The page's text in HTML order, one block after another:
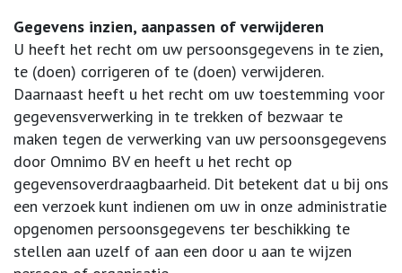
Gegevens inzien, aanpassen of verwijderen
U heeft het recht om uw persoonsgegevens in te zien,
te (doen) corrigeren of te (doen) verwijderen.
Daarnaast heeft u het recht om uw toestemming voor
gegevensverwerking in te trekken of bezwaar te
maken tegen de verwerking van uw persoonsgegevens
door Omnimo BV en heeft u het recht op
gegevensoverdraagbaarheid. Dit betekent dat u bij ons
een verzoek kunt indienen om uw in onze administratie
opgenomen persoonsgegevens ter beschikking te
stellen aan uzelf of aan een door u aan te wijzen